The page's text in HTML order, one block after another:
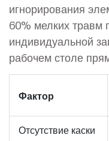
игнорирования
60% мелких травм
индивидуальной
рабочем столе
Фактор
Отсутствие каски